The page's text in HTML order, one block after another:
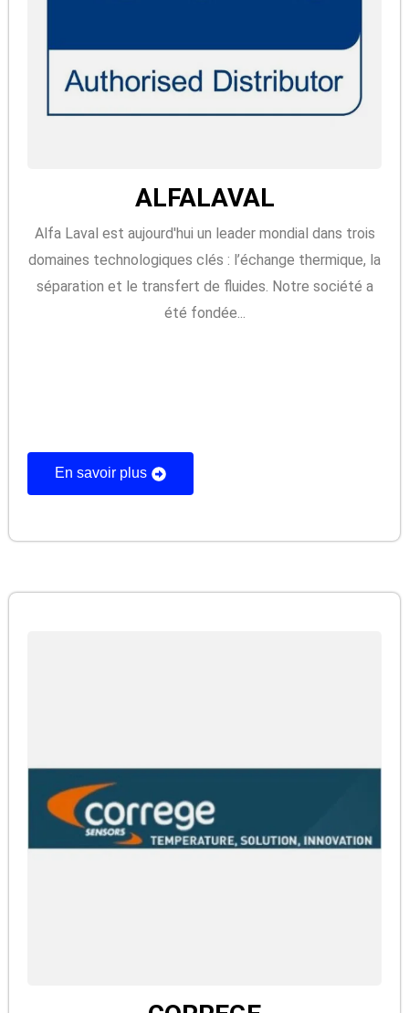
ALFALAVAL
Alfa Laval est aujourd'hui un leader mondial dans trois
domaines technologiques clés : l’échange thermique, la
séparation et le transfert de fluides. Notre société a
été fondée...
En savoir plus